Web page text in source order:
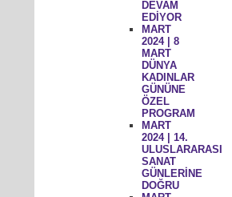
DEVAM
EDİYOR
MART
2024 | 8
MART
DÜNYA
KADINLAR
GÜNÜNE
ÖZEL
PROGRAM
MART
2024 | 14.
ULUSLARARASI
SANAT
GÜNLERİNE
DOĞRU